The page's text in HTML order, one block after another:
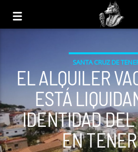
SANTA CRUZ DE
EL ALQUILER
ESTÁ
IDENTIDAD
EN